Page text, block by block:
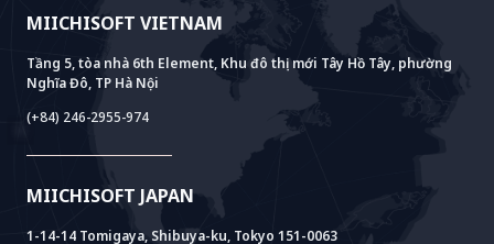
MIICHISOFT VIETNAM
Tầng 5, tòa nhà 6th Element, Khu đô thị mới Tây Hồ Tây, phường
Nghĩa Đô, TP Hà Nội
(+84) 246-2955-974
MIICHISOFT JAPAN
1-14-14 Tomigaya, Shibuya-ku, Tokyo 151-0063
Giá trị bền vững
Tin tức Miichisoft
FAQ
Phát Triển AI PoC
Core Lab
System Lab
Power Lab
Cloud Lab
AI+ SOLUTIONS
AI+ Products
Meet AI+
AI+ Package
RAG Package
VIETNAM BRIDGE
Mô Hình BOT
Hỗ Trợ Thành Lập Pháp Nhân
Thành tựu
Phỏng vấn khách hàng